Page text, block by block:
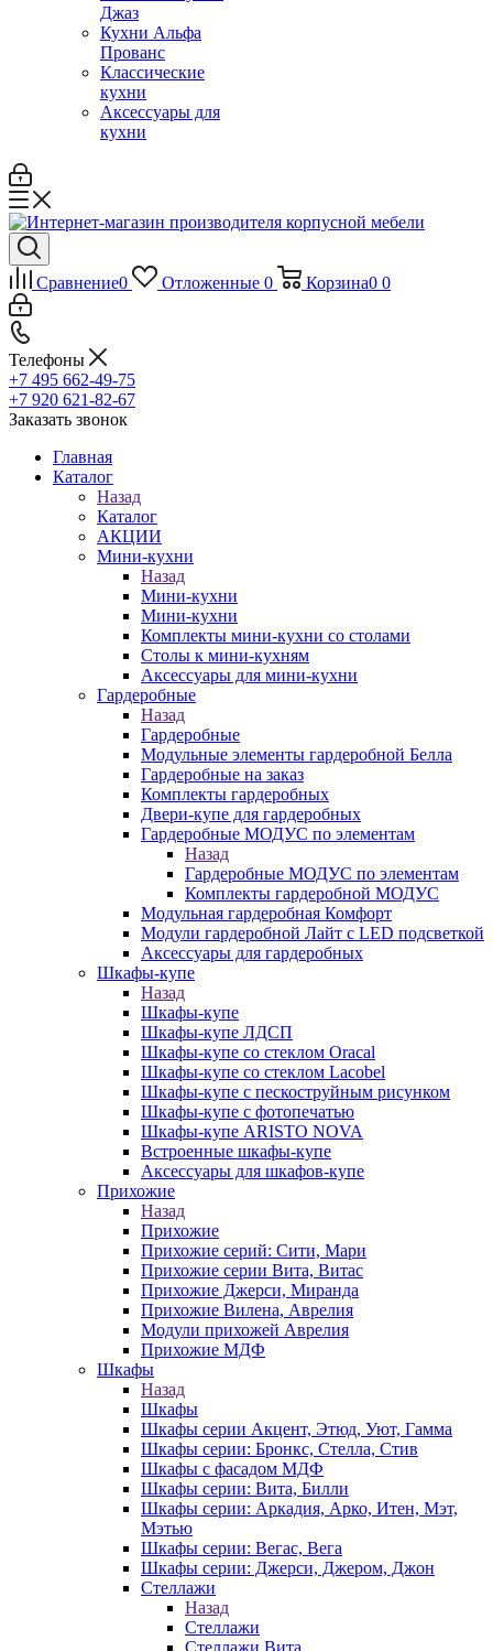
Джаз
Кухни Альфа
Прованс
Классические
кухни
Аксессуары для
кухни
Сравнение0 Отложенные 0 Корзина0 0
Телефоны
+7 495 662-49-75
+7 920 621-82-67
Заказать звонок
Главная
Каталог
Назад
Каталог
АКЦИИ
Мини-кухни
Назад
Мини-кухни
Мини-кухни
Комплекты мини-кухни со столами
Столы к мини-кухням
Аксессуары для мини-кухни
Гардеробные
Назад
Гардеробные
Модульные элементы гардеробной Белла
Гардеробные на заказ
Комплекты гардеробных
Двери-купе для гардеробных
Гардеробные МОДУС по элементам
Назад
Гардеробные МОДУС по элементам
Комплекты гардеробной МОДУС
Модульная гардеробная Комфорт
Модули гардеробной Лайт с LED подсветкой
Аксессуары для гардеробных
Шкафы-купе
Назад
Шкафы-купе
Шкафы-купе ЛДСП
Шкафы-купе со стеклом Oracal
Шкафы-купе со стеклом Lacobel
Шкафы-купе с пескоструйным рисунком
Шкафы-купе с фотопечатью
Шкафы-купе ARISTO NOVA
Встроенные шкафы-купе
Аксессуары для шкафов-купе
Прихожие
Назад
Прихожие
Прихожие серий: Сити, Мари
Прихожие серии Вита, Витас
Прихожие Джерси, Миранда
Прихожие Вилена, Аврелия
Модули прихожей Аврелия
Прихожие МДФ
Шкафы
Назад
Шкафы
Шкафы серии Акцент, Этюд, Уют, Гамма
Шкафы серии: Бронкс, Стелла, Стив
Шкафы с фасадом МДФ
Шкафы серии: Вита, Билли
Шкафы серии: Аркадия, Арко, Итен, Мэт,
Мэтью
Шкафы серии: Вегас, Вега
Шкафы серии: Джерси, Джером, Джон
Стеллажи
Назад
Стеллажи
Стеллажи Вита